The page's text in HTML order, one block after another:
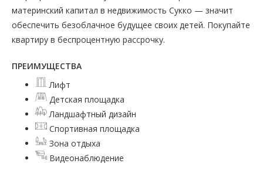
материнский капитал в недвижимость Сукко — значит
обеспечить безоблачное будущее своих детей. Покупайте
квартиру в беспроцентную рассрочку.
ПРЕИМУЩЕСТВА
Лифт
Детская площадка
Ландшафтный дизайн
Спортивная площадка
Зона отдыха
Видеонаблюдение